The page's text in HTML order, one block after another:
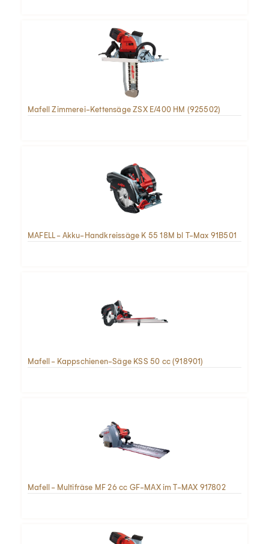
Mafell Zimmerei-Kettensäge ZSX E/400 HM (925502)
MAFELL - Akku-Handkreissäge K 55 18M bl T-Max 91B501
Mafell - Kappschienen-Säge KSS 50 cc (918901)
Mafell - Multifräse MF 26 cc GF-MAX im T-MAX 917802